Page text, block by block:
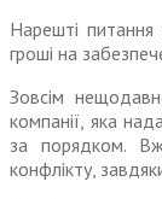
Нарешті
гроші на
Зовсім
компанії, яка
за порядком.
конфлікту,